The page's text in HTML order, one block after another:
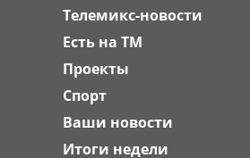
Телемикс-новости
Есть на ТМ
Проекты
Спорт
Ваши новости
Итоги недели